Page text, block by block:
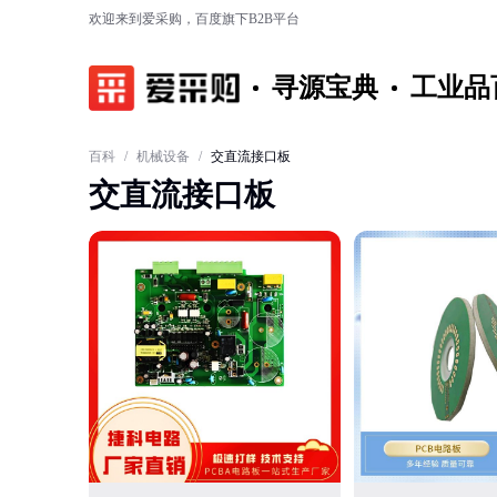
欢迎来到爱采购，百度旗下B2B平台
寻源宝典 工业品
百科 / 机械设备 / 交直流接口板
交直流接口板